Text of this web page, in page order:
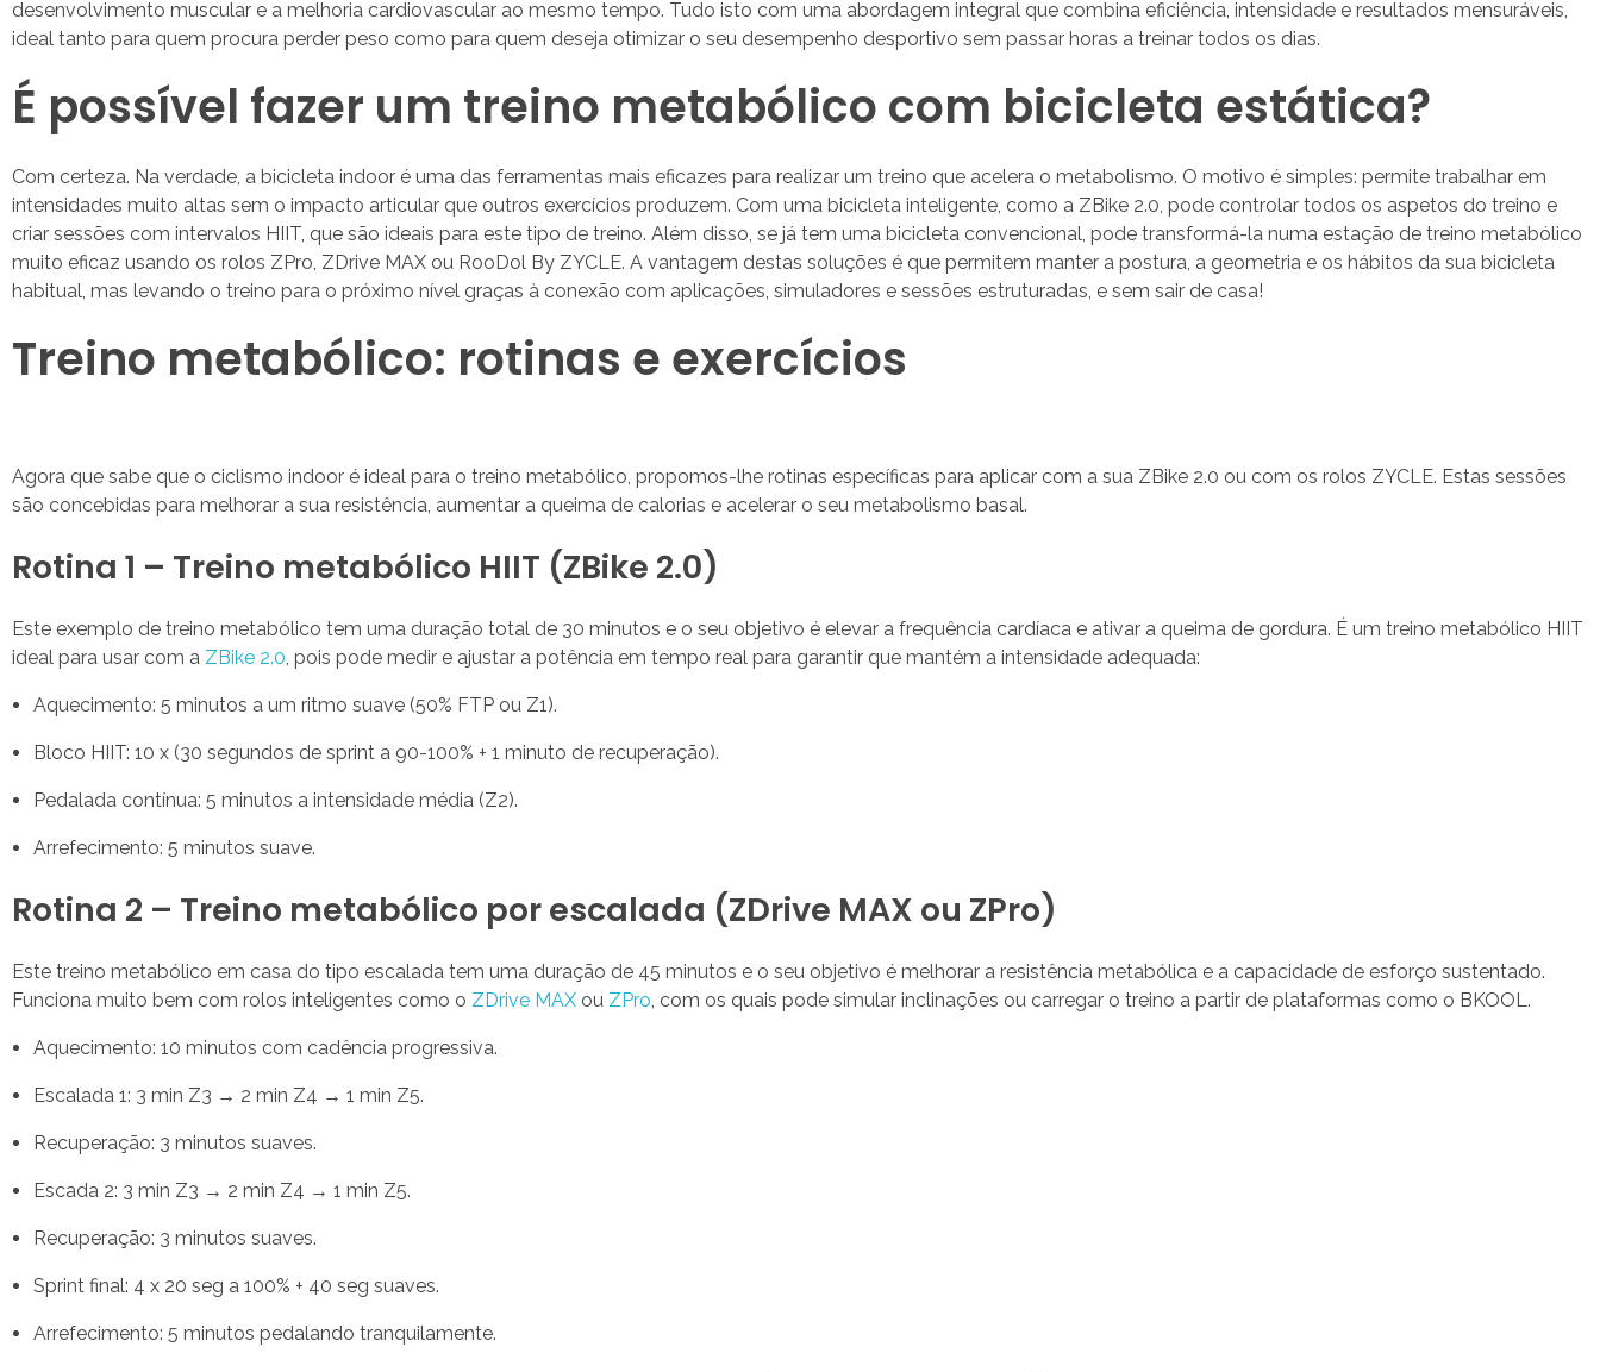
desenvolvimento muscular e a melhoria cardiovascular ao mesmo tempo. Tudo isto com uma abordagem integral que combina eficiência, intensidade e resultados mensuráveis,
ideal tanto para quem procura perder peso como para quem deseja otimizar o seu desempenho desportivo sem passar horas a treinar todos os dias.
É possível fazer um treino metabólico com bicicleta estática?
Com certeza. Na verdade, a bicicleta indoor é uma das ferramentas mais eficazes para realizar um treino que acelera o metabolismo. O motivo é simples: permite trabalhar em
intensidades muito altas sem o impacto articular que outros exercícios produzem. Com uma bicicleta inteligente, como a ZBike 2.0, pode controlar todos os aspetos do treino e
criar sessões com intervalos HIIT, que são ideais para este tipo de treino. Além disso, se já tem uma bicicleta convencional, pode transformá-la numa estação de treino metabólico
muito eficaz usando os rolos ZPro, ZDrive MAX ou RooDol By ZYCLE. A vantagem destas soluções é que permitem manter a postura, a geometria e os hábitos da sua bicicleta
habitual, mas levando o treino para o próximo nível graças à conexão com aplicações, simuladores e sessões estruturadas, e sem sair de casa!
Treino metabólico: rotinas e exercícios
Agora que sabe que o ciclismo indoor é ideal para o treino metabólico, propomos-lhe rotinas específicas para aplicar com a sua ZBike 2.0 ou com os rolos ZYCLE. Estas sessões
são concebidas para melhorar a sua resistência, aumentar a queima de calorias e acelerar o seu metabolismo basal.
Rotina 1 – Treino metabólico HIIT (ZBike 2.0)
Este exemplo de treino metabólico tem uma duração total de 30 minutos e o seu objetivo é elevar a frequência cardíaca e ativar a queima de gordura. É um treino metabólico HIIT
ideal para usar com a ZBike 2.0, pois pode medir e ajustar a potência em tempo real para garantir que mantém a intensidade adequada:
Aquecimento: 5 minutos a um ritmo suave (50% FTP ou Z1).
Bloco HIIT: 10 x (30 segundos de sprint a 90-100% + 1 minuto de recuperação).
Pedalada contínua: 5 minutos a intensidade média (Z2).
Arrefecimento: 5 minutos suave.
Rotina 2 – Treino metabólico por escalada (ZDrive MAX ou ZPro)
Este treino metabólico em casa do tipo escalada tem uma duração de 45 minutos e o seu objetivo é melhorar a resistência metabólica e a capacidade de esforço sustentado.
Funciona muito bem com rolos inteligentes como o ZDrive MAX ou ZPro, com os quais pode simular inclinações ou carregar o treino a partir de plataformas como o BKOOL.
Aquecimento: 10 minutos com cadência progressiva.
Escalada 1: 3 min Z3 → 2 min Z4 → 1 min Z5.
Recuperação: 3 minutos suaves.
Escada 2: 3 min Z3 → 2 min Z4 → 1 min Z5.
Recuperação: 3 minutos suaves.
Sprint final: 4 x 20 seg a 100% + 40 seg suaves.
Arrefecimento: 5 minutos pedalando tranquilamente.